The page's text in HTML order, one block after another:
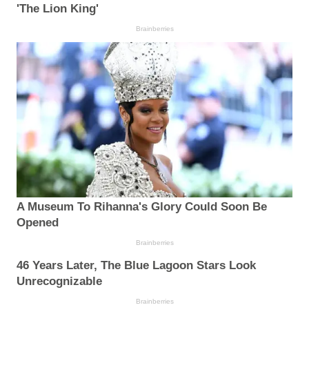
'The Lion King'
Brainberries
A Museum To Rihanna's Glory Could Soon Be
Opened
Brainberries
46 Years Later, The Blue Lagoon Stars Look
Unrecognizable
Brainberries